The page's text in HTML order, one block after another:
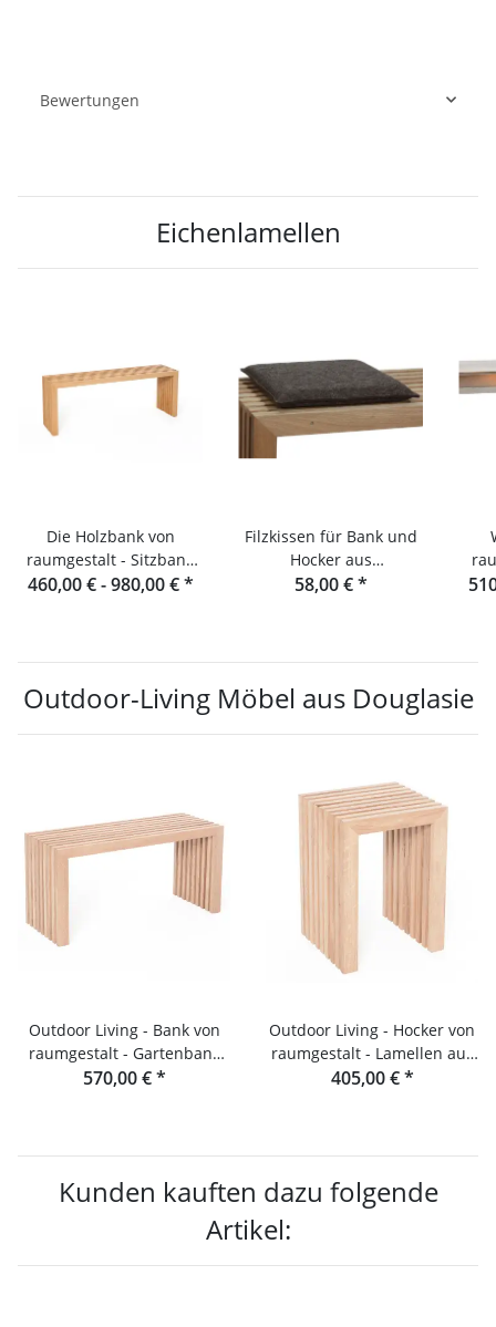
Bewertungen
Eichenlamellen
Die Holzbank von
raumgestalt - Sitzbank
aus Eichenlamellen
460,00 € -980,00 €*
Filzkissen für Bank und
Hocker aus
Eichenlamellen oder
58,00 €*
Outdoor-Living Möbel aus Douglasie
Outdoor Living - Bank von
raumgestalt - Gartenbank
aus Douglasie
570,00 €*
Outdoor Living - Hocker von
raumgestalt - Lamellen aus
Douglasie
405,00 €*
Kunden kauften dazu folgende
Artikel: